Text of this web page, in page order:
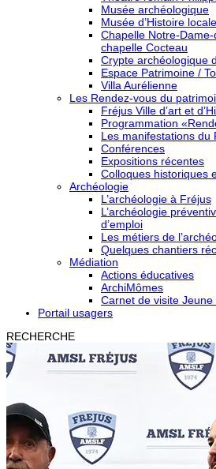
Musée archéologique
Musée d’Histoire locale
Chapelle Notre-
chapelle Cocteau
Crypte archéologique
Espace Patrimoine /
Villa Aurélienne
Les Rendez-vous du
Fréjus Ville d’art et
Programmation
Les manifestations du
Conférences
Expositions récentes
Colloques historiques
Archéologie
L’archéologie à Fréjus
L’archéologie
d’emploi
Les métiers de
Quelques chantiers
Médiation
Actions éducatives
ArchiMômes
Carnet de visite Jeune
Portail usagers
RECHERCHE